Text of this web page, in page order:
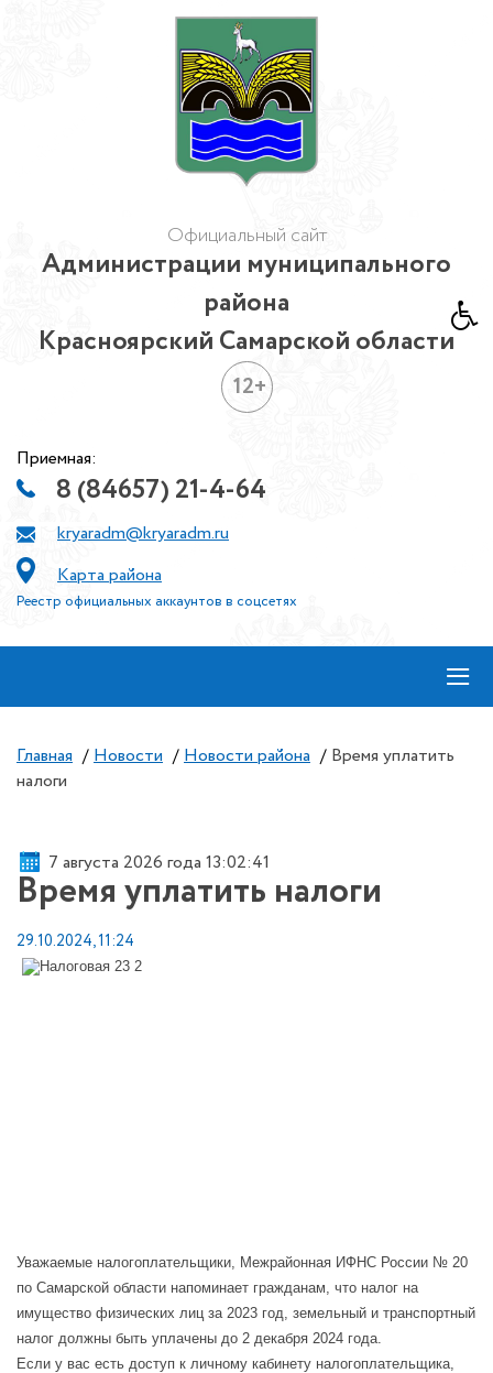
Официальный сайт
Администрации муниципального
района
Красноярский Самарской области
12+
Приемная:
8 (84657) 21-4-64
kryaradm@kryaradm.ru
Карта района
Реестр официальных аккаунтов в соцсетях
≡
Главная / Новости / Новости района / Время уплатить
налоги
7 августа 2026 года 13:02:41
Время уплатить налоги
29.10.2024, 11:24
Уважаемые налогоплательщики, Межрайонная ИФНС России № 20
по Самарской области напоминает гражданам, что налог на
имущество физических лиц за 2023 год, земельный и транспортный
налог должны быть уплачены до 2 декабря 2024 года.
Если у вас есть доступ к личному кабинету налогоплательщика,